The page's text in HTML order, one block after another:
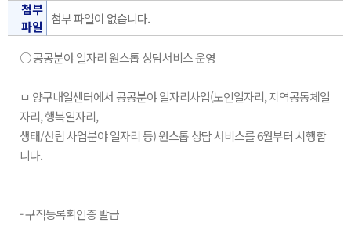
첨부
파일
첨부 파일이 없습니다.
○ 공공분야 일자리 원스톱 상담서비스 운영
ㅁ 양구내일센터에서 공공분야 일자리사업(노인일자리, 지역공동체일
자리, 행복일자리,
생태/산림 사업분야 일자리 등) 원스톱 상담 서비스를 6월부터 시행합
니다.
- 구직등록확인증 발급